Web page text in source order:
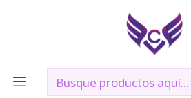
🛠️ Confección: 2 días hábiles | 🚚
POLERONES